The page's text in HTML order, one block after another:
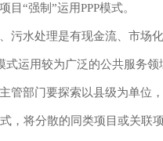
目“强制”运用PPP模式。
水处理是有现金流、市场化
式运用较为广泛的公共服务
管部门要探索以县级为单位
式，将分散的同类项目或关联